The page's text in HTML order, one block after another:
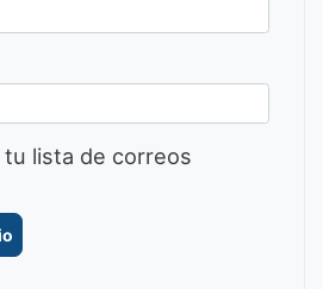
tu lista de correos